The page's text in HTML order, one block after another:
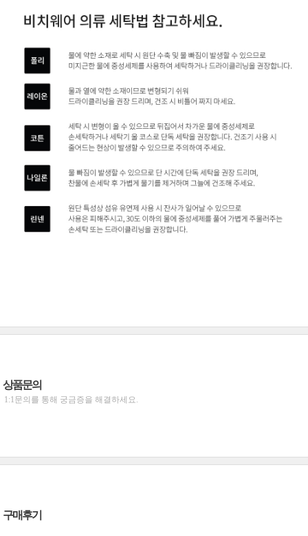
상품문의
1:1문의를 통해 궁금증을 해결하세요.
구매후기